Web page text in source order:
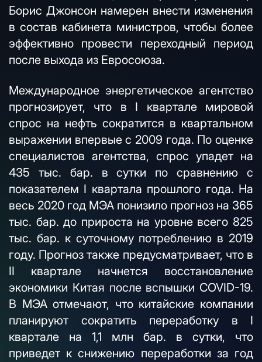
Борис Джонсон намерен внести изменения
в состав кабинета министров, чтобы более
эффективно провести переходный период
после выхода из Евросоюза.
Международное энергетическое агентство
прогнозирует, что в I квартале мировой
спрос на нефть сократится в квартальном
выражении впервые с 2009 года. По оценке
специалистов агентства, спрос упадет на
435 тыс. бар. в сутки по сравнению с
показателем I квартала прошлого года. На
весь 2020 год МЭА понизило прогноз на 365
тыс. бар. до прироста на уровне всего 825
тыс. бар. к суточному потреблению в 2019
году. Прогноз также предусматривает, что в
II квартале начнется восстановление
экономики Китая после вспышки COVID-19.
В МЭА отмечают, что китайские компании
планируют сократить переработку в I
квартале на 1,1 млн бар. в сутки, что
приведет к снижению переработки за год